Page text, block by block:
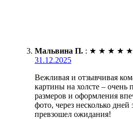
Мальвина П. : ★ ★ ★ ★ ★
31.12.2025
Вежливая и отзывчивая
картины на холсте – очень
размеров и оформления
фото, через несколько дней
превзошел ожидания!